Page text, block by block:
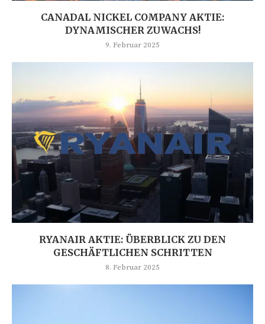
CANADAL NICKEL COMPANY AKTIE:
DYNAMISCHER ZUWACHS!
9. Februar 2025
RYANAIR AKTIE: ÜBERBLICK ZU DEN
GESCHÄFTLICHEN SCHRITTEN
8. Februar 2025